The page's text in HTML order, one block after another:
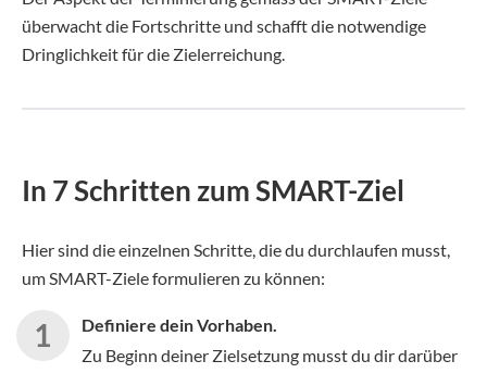
überwacht die Fortschritte und schafft die notwendige
Dringlichkeit für die Zielerreichung.
In 7 Schritten zum SMART-Ziel
Hier sind die einzelnen Schritte, die du durchlaufen musst,
um SMART-Ziele formulieren zu können:
Definiere dein Vorhaben.
Zu Beginn deiner Zielsetzung musst du dir darüber